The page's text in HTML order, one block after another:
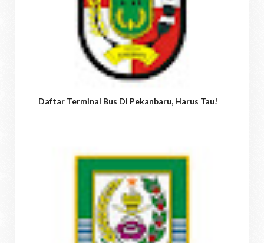
Daftar Terminal Bus Di Pekanbaru, Harus Tau!